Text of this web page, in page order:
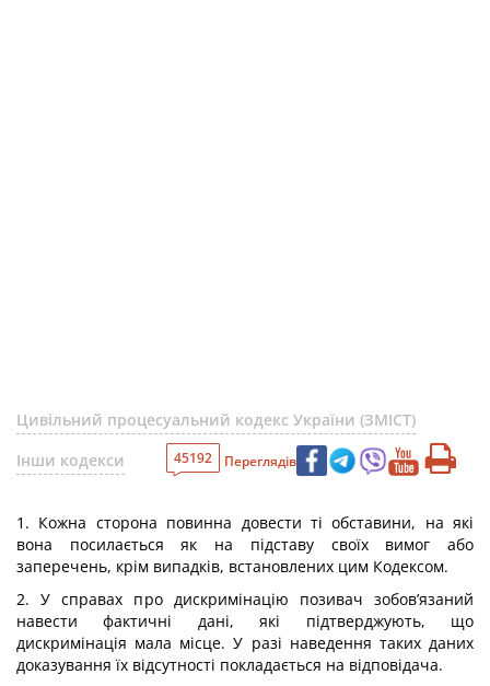
Цивільний процесуальний кодекс України (ЗМІСТ)
Інши кодекси
45192 Переглядів
1. Кожна сторона повинна довести ті обставини, на які
вона посилається як на підставу своїх вимог або
заперечень, крім випадків, встановлених цим Кодексом.
2. У справах про дискримінацію позивач зобов’язаний
навести фактичні дані, які підтверджують, що
дискримінація мала місце. У разі наведення таких даних
доказування їх відсутності покладається на відповідача.